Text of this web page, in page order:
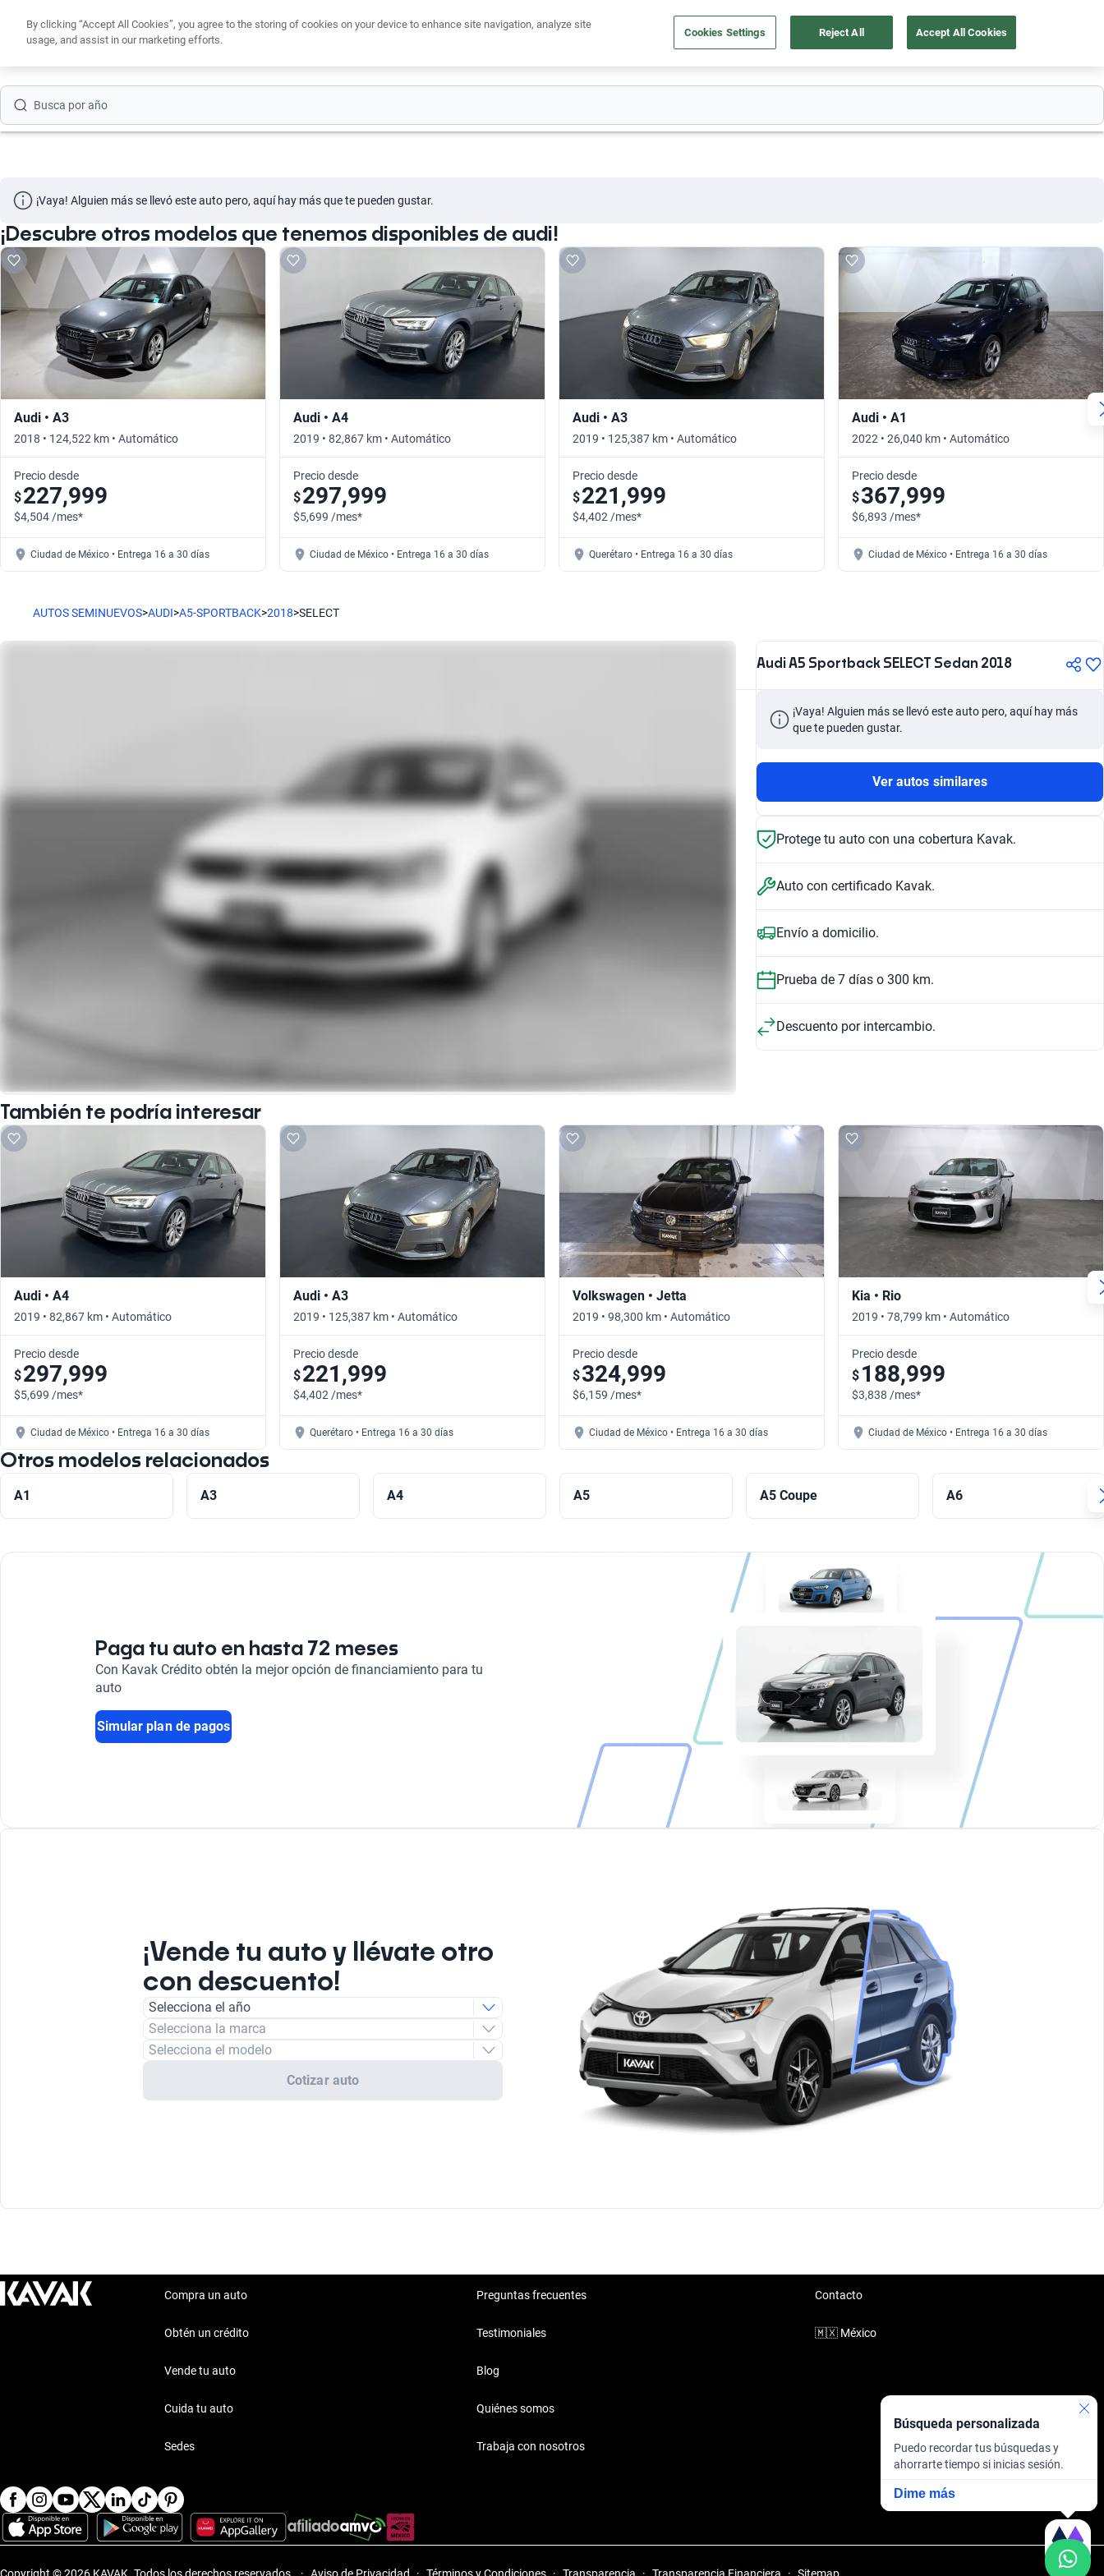
Cuida tu auto Nosotros 55 4162 9202 Ubicación
Busca por versión
Busca por año
Busca por marca
¡Vaya! Alguien más se llevó este auto pero, aquí hay más que te pueden gustar.
¡Descubre otros modelos que tenemos disponibles de audi!
Audi • A3
2018 • 124,522 km • Automático
Precio desde
$227,999
$4,504 /mes*
Ciudad de México • Entrega 16 a 30 días
Audi • A4
2019 • 82,867 km • Automático
Precio desde
$297,999
$5,699 /mes*
Ciudad de México • Entrega 16 a 30 días
Audi • A3
2019 • 125,387 km • Automático
Precio desde
$221,999
$4,402 /mes*
Querétaro • Entrega 16 a 30 días
Audi • A1
2022 • 26,040 km • Automático
Precio desde
$367,999
$6,893 /mes*
Ciudad de México • Entrega 16 a 30 días
AUTOS SEMINUEVOS>AUDI>A5-SPORTBACK>2018>SELECT
Audi A5 Sportback SELECT Sedan 2018
¡Vaya! Alguien más se llevó este auto pero, aquí hay más
que te pueden gustar.
Ver autos similares
Protege tu auto con una cobertura Kavak.
Auto con certificado Kavak.
Envío a domicilio.
Prueba de 7 días o 300 km.
Descuento por intercambio.
También te podría interesar
Audi • A4
2019 • 82,867 km • Automático
Precio desde
$297,999
$5,699 /mes*
Ciudad de México • Entrega 16 a 30 días
Audi • A3
2019 • 125,387 km • Automático
Precio desde
$221,999
$4,402 /mes*
Querétaro • Entrega 16 a 30 días
Volkswagen • Jetta
2019 • 98,300 km • Automático
Precio desde
$324,999
$6,159 /mes*
Ciudad de México • Entrega 16 a 30 días
Kia • Rio
2019 • 78,799 km • Automático
Precio desde
$ 188,999
$3,838 /mes*
Ciudad de México • Entrega 16 a 30 días
Otros modelos relacionados
A1 A3 A4 A5 A5 Coupe A6
Paga tu auto en hasta 72 meses
Con Kavak Crédito obtén la mejor opción de financiamiento para tu
auto
Simular plan de pagos
¡Vende tu auto y llévate otro
con descuento!
Selecciona el año
Selecciona la marca
Selecciona el modelo
Cotizar auto
Búsqueda personalizada
Puedo recordar tus búsquedas y
ahorrarte tiempo si inicias sesión.
Dime más
Compra un auto
Obtén un crédito
Vende tu auto
Cuida tu auto
Sedes
Preguntas frecuentes
Testimoniales
Blog
Quiénes somos
Trabaja con nosotros
Contacto
🇲🇽 México
By clicking “Accept All Cookies”, you agree to the storing of cookies on your device to enhance site navigation, analyze site
usage, and assist in our marketing efforts.
Cookies Settings Reject All Accept All Cookies